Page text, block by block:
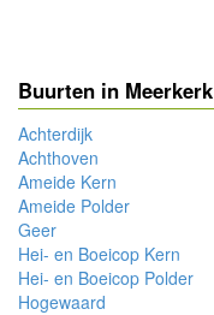
Buurten in Meerkerk
Achterdijk
Achthoven
Ameide Kern
Ameide Polder
Geer
Hei- en Boeicop Kern
Hei- en Boeicop Polder
Hogewaard